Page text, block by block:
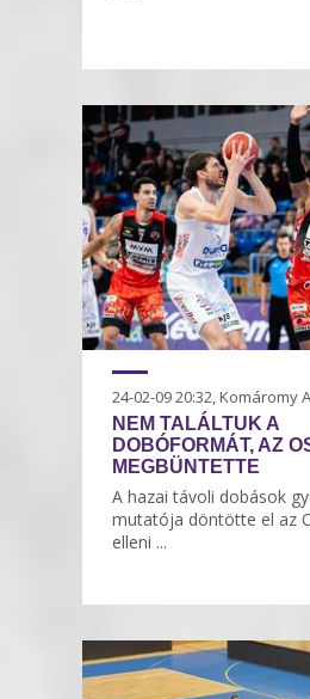
24-02-09 20:32, Komáromy
NEM TALÁLTUK A
DOBÓFORMÁT, AZ
MEGBÜNTETTE
A hazai távoli dobások
mutatója döntötte el az
elleni ...